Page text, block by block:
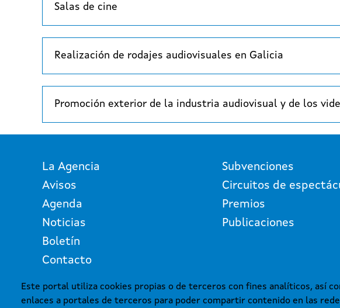
Este portal utiliza cookies propias o de terceros con fines analíticos, así
enlaces a portales de terceros para poder compartir contenido en las
Salas de cine
Realización de rodajes audiovisuales en Galicia
Promoción exterior de la industria audiovisual y de los
La Agencia
Avisos
Agenda
Noticias
Boletín
Contacto
Subvenciones
Circuitos de
Premios
Publicaciones